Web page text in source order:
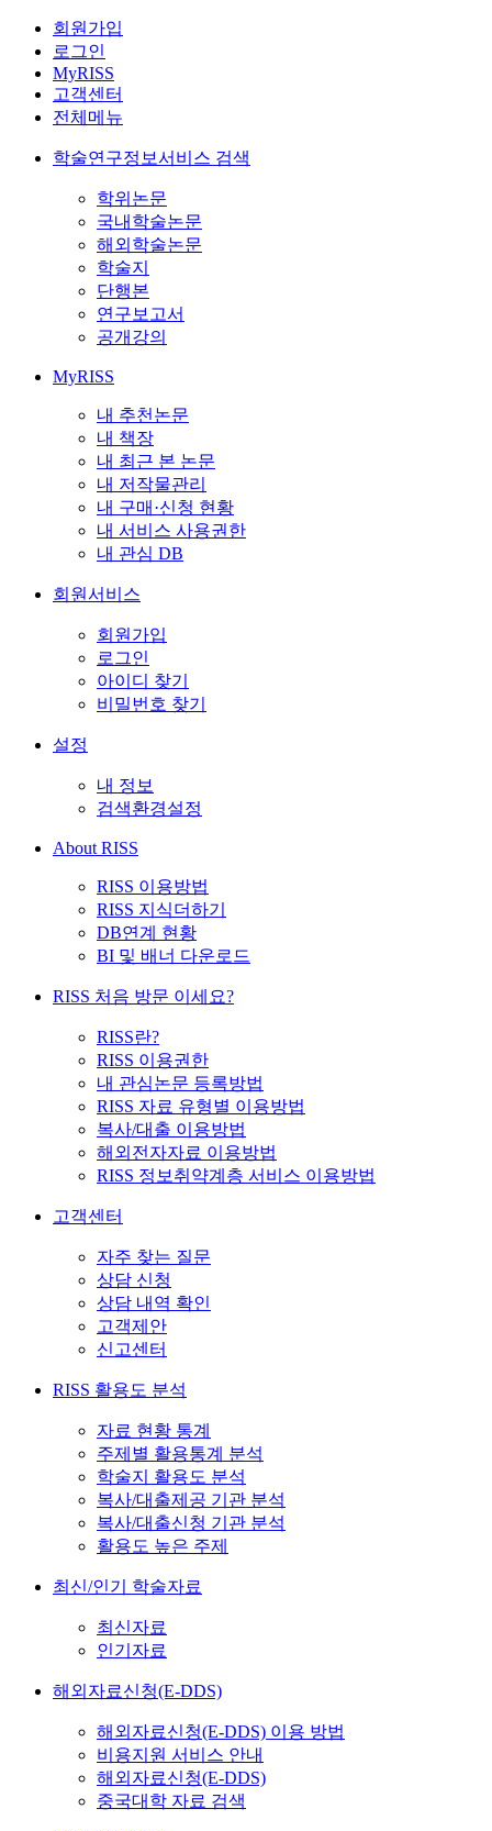
회원가입
로그인
MyRISS
고객센터
전체메뉴
학술연구정보서비스 검색
학위논문
국내학술논문
해외학술논문
학술지
단행본
연구보고서
공개강의
MyRISS
내 추천논문
내 책장
내 최근 본 논문
내 저작물관리
내 구매·신청 현황
내 서비스 사용권한
내 관심 DB
회원서비스
회원가입
로그인
아이디 찾기
비밀번호 찾기
설정
내 정보
검색환경설정
About RISS
RISS 이용방법
RISS 지식더하기
DB연계 현황
BI 및 배너 다운로드
RISS 처음 방문 이세요?
RISS란?
RISS 이용권한
내 관심논문 등록방법
RISS 자료 유형별 이용방법
복사/대출 이용방법
해외전자자료 이용방법
RISS 정보취약계층 서비스 이용방법
고객센터
자주 찾는 질문
상담 신청
상담 내역 확인
고객제안
신고센터
RISS 활용도 분석
자료 현황 통계
주제별 활용통계 분석
학술지 활용도 분석
복사/대출제공 기관 분석
복사/대출신청 기관 분석
활용도 높은 주제
최신/인기 학술자료
최신자료
인기자료
해외자료신청(E-DDS)
해외자료신청(E-DDS) 이용 방법
비용지원 서비스 안내
해외자료신청(E-DDS)
중국대학 자료 검색